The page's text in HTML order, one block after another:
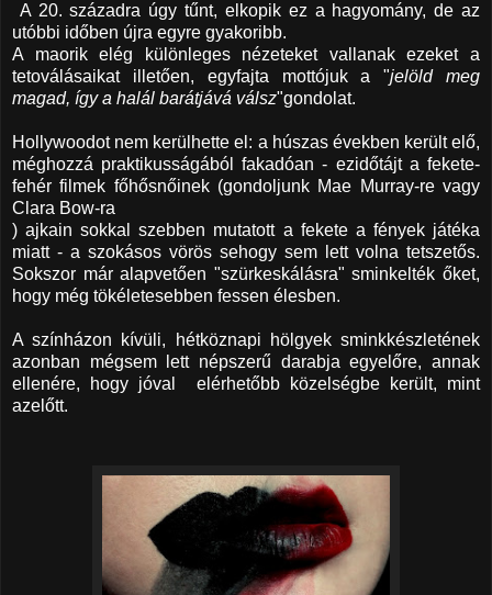
A 20. századra úgy tűnt, elkopik ez a hagyomány, de az
utóbbi időben újra egyre gyakoribb.
A maorik elég különleges nézeteket vallanak ezeket a
tetoválásaikat illetően, egyfajta mottójuk a "jelöld meg
magad, így a halál barátjává válsz"gondolat.
Hollywoodot nem kerülhette el: a húszas években került elő,
méghozzá praktikusságából fakadóan - ezidőtájt a fekete-
fehér filmek főhősnőinek (gondoljunk Mae Murray-re vagy
Clara Bow-ra
) ajkain sokkal szebben mutatott a fekete a fények játéka
miatt - a szokásos vörös sehogy sem lett volna tetszetős.
Sokszor már alapvetően "szürkeskálásra" sminkelték őket,
hogy még tökéletesebben fessen élesben.
A színházon kívüli, hétköznapi hölgyek sminkkészletének
azonban mégsem lett népszerű darabja egyelőre, annak
ellenére, hogy jóval elérhetőbb közelségbe került, mint
azelőtt.